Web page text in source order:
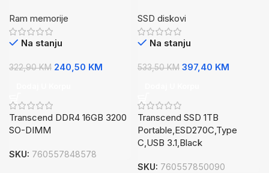
Ram memorije
Na stanju
322,90KM 240,50 KM
Transcend DDR4 16GB 3200
SO-DIMM
SKU: 760557848578
C,USB 3.1,Black
SSD diskovi
Na stanju
533,50KM 397,40 KM
Transcend SSD 1TB
Portable,ESD270C,Type
C,USB 3.1,Black
SKU: 760557850090